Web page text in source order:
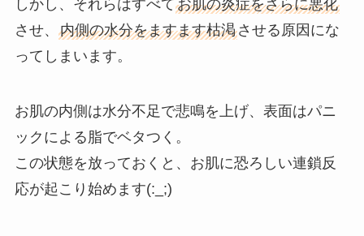
しかし、それらはすべてお肌の炎症をさらに悪化
させ、 内側の水分をますます枯渇させる原因にな
ってしまいます。
お肌の内側は水分不足で悲鳴を上げ、表面はパニ
ックによる脂でベタつく。
この状態を放っておくと、お肌に恐ろしい連鎖反
応が起こり始めます(:_;)